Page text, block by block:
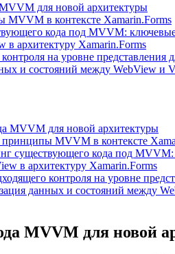
для новой архитектуры
в контексте Xamarin.Forms
кода под MVVM:
в архитектуру Xamarin.Forms
на уровне представления
и состояний между WebView и
MVVM для новой архитектуры
MVVM в контексте
существующего кода под
в архитектуру Xamarin.Forms
контроля на уровне
данных и состояний между
MVVM для новой